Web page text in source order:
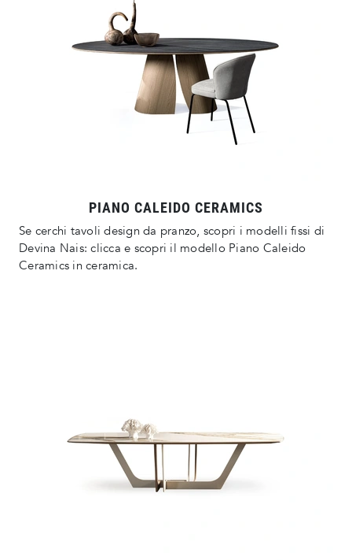
PIANO CALEIDO CERAMICS
Se cerchi tavoli design da pranzo, scopri i modelli fissi di
Devina Nais: clicca e scopri il modello Piano Caleido
Ceramics in ceramica.